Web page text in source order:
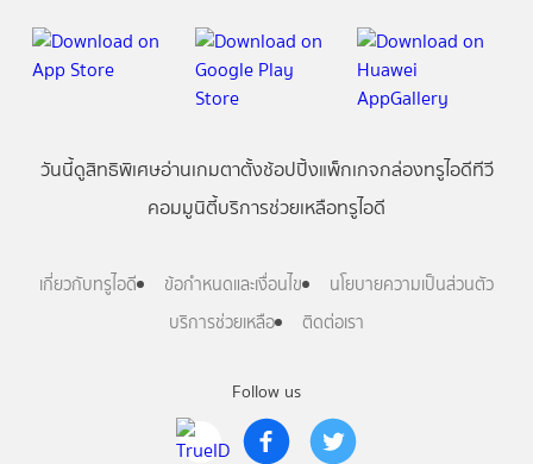
Follow us
วันนี้ดูสิทธิพิเศษอ่านเกมตาตั้งช้อปปิ้งแพ็กเกจกล่องทรูไอดีทีวี
คอมมูนิตี้บริการช่วยเหลือทรูไอดี
เกี่ยวกับทรูไอดี ข้อกำหนดและเงื่อนไข
นโยบายความเป็นส่วนตัว
บริการช่วยเหลือ
ติดต่อเรา